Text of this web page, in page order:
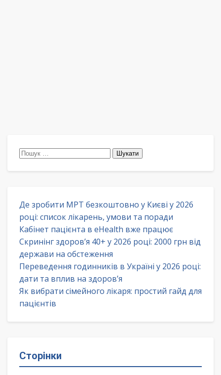
Пошук:
Де зробити МРТ безкоштовно у Києві у 2026
році: список лікарень, умови та поради
Кабінет пацієнта в eHealth вже працює
Скринінг здоров’я 40+ у 2026 році: 2000 грн від
держави на обстеження
Переведення годинників в Україні у 2026 році:
дати та вплив на здоров’я
Як вибрати сімейного лікаря: простий гайд для
пацієнтів
Сторінки